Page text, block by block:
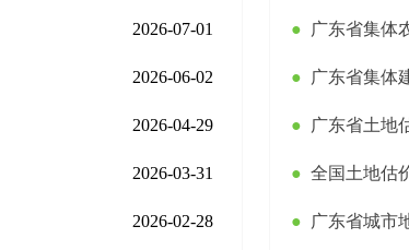
2026-07-01
2026-06-02
2026-04-29
2026-03-31
2026-02-28
● 广东省集体农
● 广东省集体建设
● 广东省土地
● 全国土地估
● 广东省城市